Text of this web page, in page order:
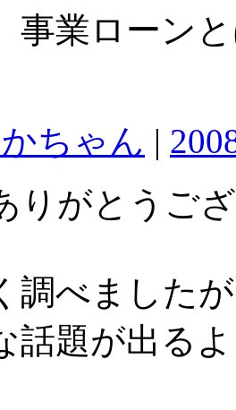
事業ローン
ちゃん |
りがとうご
調べました
話題が出る